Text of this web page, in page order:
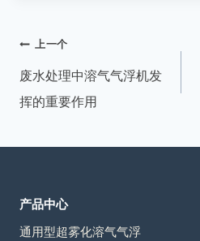
文
章
导
上一个
废水处理中溶气气浮机发
挥的重要作用
产品中心
通用型超雾化溶气气浮